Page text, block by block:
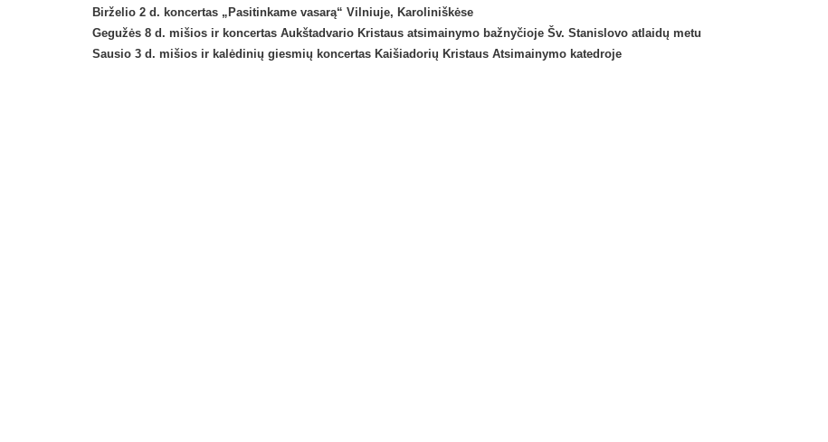
Birželio 2 d. koncertas „Pasitinkame vasarą“ Vilniuje, Karoliniškėse
Gegužės 8 d. mišios ir koncertas Aukštadvario Kristaus atsimainymo bažnyčioje Šv. Stanislovo atlaidų metu
Sausio 3 d. mišios ir kalėdinių giesmių koncertas Kaišiadorių Kristaus Atsimainymo katedroje